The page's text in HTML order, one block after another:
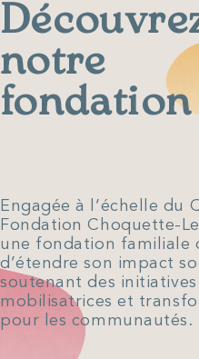
notre
fondation
Engagée à l’échelle du
Fondation Choquette-
une fondation familiale
d’étendre son impact
soutenant des initiatives
mobilisatrices et
pour les communautés.